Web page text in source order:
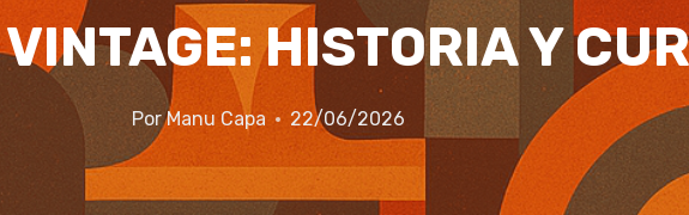
HISTORIA Y
PorManu Capa 22/06/2026